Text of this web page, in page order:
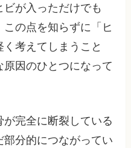
が入っただけでも
この点を知らずに「ヒ
考えてしまうこと
因のひとつになって
完全に断裂している
部分的につながってい